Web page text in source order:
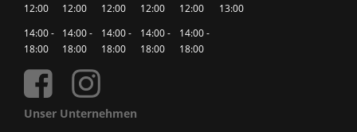
12:00
12:00
12:00
12:00
12:00
13:00
14:00 -
18:00
14:00 -
18:00
14:00 -
18:00
14:00 -
18:00
14:00 -
18:00
Unser Unternehmen